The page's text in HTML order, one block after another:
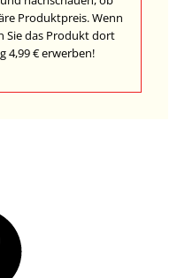
Produktpreis. Wenn
Sie das Produkt dort
4,99 € erwerben!